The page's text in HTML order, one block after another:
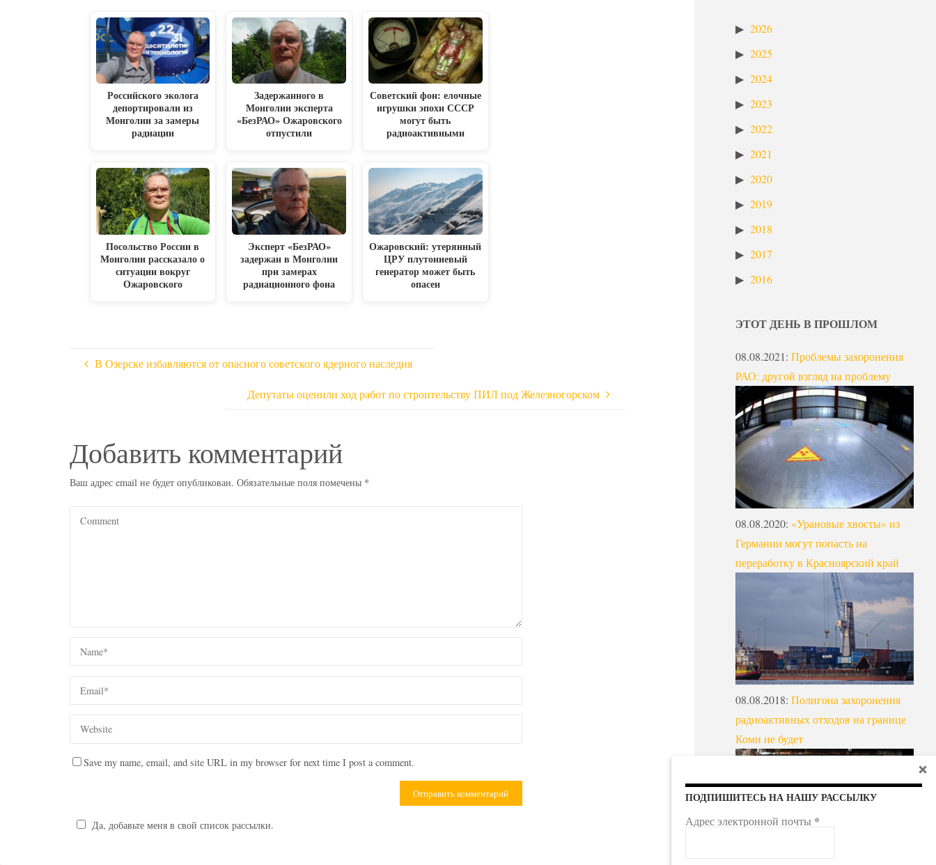
Российского эколога
депортировали из
Монголии за замеры
радиации
Посольство России в
Монголии рассказало о
ситуации вокруг
Ожаровского
Задержанного в
Монголии эксперта
«БезРАО» Ожаровского
отпустили
Эксперт «БезРАО»
задержан в Монголии
при замерах
радиационного фона
Советский фон: елочные
игрушки эпохи СССР
могут быть
радиоактивными
Ожаровский: утерянный
ЦРУ плутониевый
генератор может быть
опасен
В Озерске избавляются от опасного советского ядерного наследия
Депутаты оценили ход работ по строительству ПИЛ под Железногорском
Добавить комментарий
Ваш адрес email не будет опубликован. Обязательные поля помечены *
Save my name, email, and site URL in my browser for next time I post a comment.
Да, добавьте меня в свой список рассылки.
2026
2025
2024
2023
2022
2021
2020
2019
2018
2017
2016
ЭТОТ ДЕНЬ В ПРОШЛОМ
08.08.2021: Проблемы захоронения
РАО: другой взгляд на проблему
08.08.2020: «Урановые хвосты» из
Германии могут попасть на
переработку в Красноярский край
08.08.2018: Полигона захоронения
радиоактивных отходов на границе
Коми не будет
ПОДПИШИТЕСЬ НА НАШУ РАССЫЛКУ
Адрес электронной почты *